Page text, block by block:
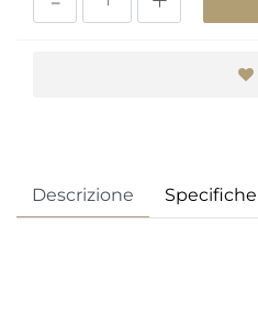
Descrizione Specifiche